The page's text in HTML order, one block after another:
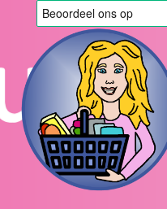
door
naar
navigatie
de
inhoud